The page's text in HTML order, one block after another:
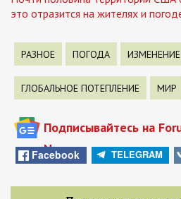
это отразится на жителях и
РАЗНОЕ ПОГОДА
ГЛОБАЛЬНОЕ ПОТЕПЛЕНИЕ МИР
Подписывайтесь на
News
Facebook TELEGRAM